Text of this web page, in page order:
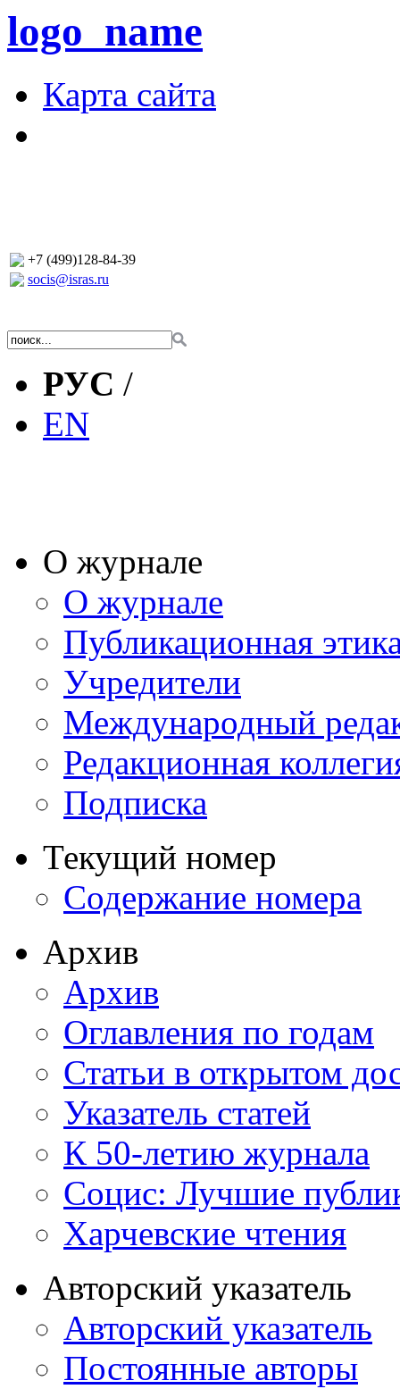
logo_name
Карта сайта
+7 (499)128-84-39
socis@isras.ru
РУС /
EN
О журнале
О журнале
Публикационная
Учредители
Международный
Редакционная
Подписка
Текущий номер
Содержание номера
Архив
Архив
Оглавления по годам
Статьи в открытом
Указатель статей
К 50-летию журнала
Социс: Лучшие
Харчевские чтения
Авторский указатель
Авторский указатель
Постоянные авторы